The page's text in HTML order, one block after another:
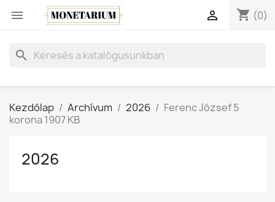
 shopping_cart (0)

search
Kezdőlap Archívum 2026
Ferenc József 5
korona 1907 KB
2026